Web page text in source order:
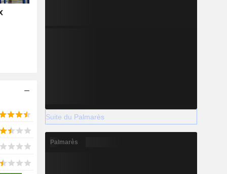
Suite du Palmarès
Palmarès